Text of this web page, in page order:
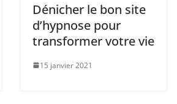
Dénicher le bon site
d’hypnose pour
transformer votre vie
15 janvier 2021